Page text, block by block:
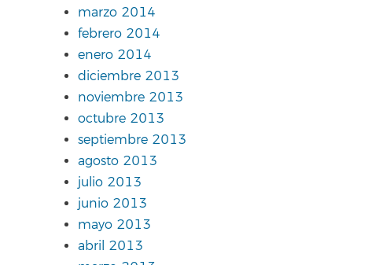
marzo 2014
febrero 2014
enero 2014
diciembre 2013
noviembre 2013
octubre 2013
septiembre 2013
agosto 2013
julio 2013
junio 2013
mayo 2013
abril 2013